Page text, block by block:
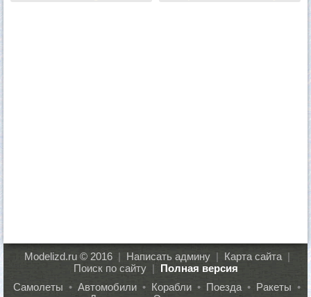
Modelizd.ru © 2016 | Написать админу | Карта сайта |
Поиск по сайту | Полная версия
Самолеты • Автомобили • Корабли • Поезда • Ракеты •